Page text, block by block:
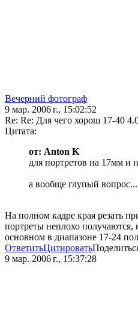
Вечерний фотограф
9 мар. 2006 г., 15:02:52
Re: Re: Для чего хорош 17-40
Цитата:
от: Anton K
для портретов на 17мм и
а вообще глупый вопрос...
На полном кадре края резать
портреты неплохо получаются,
основном в диапазоне 17-24
ОтветитьЦитировать
9 мар. 2006 г., 15:37:28